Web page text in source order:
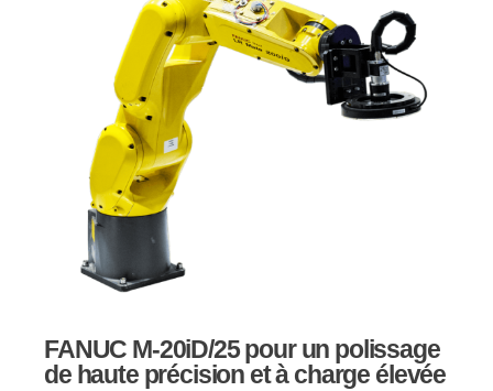
FANUC M-20iD/25 pour un polissage
de haute précision et à charge élevée